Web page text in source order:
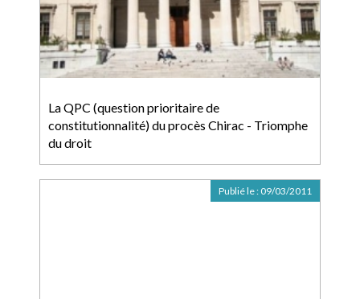
La QPC (question prioritaire de
constitutionnalité) du procès Chirac - Triomphe
du droit
Publié le : 09/03/2011